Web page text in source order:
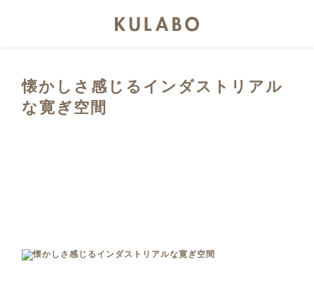
懐かしさ感じるインダストリアル
な寛ぎ空間